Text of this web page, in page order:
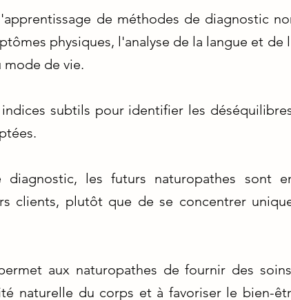
de méthodes de diagnostic
physiques, l'analyse de la langue et de
de vie.
subtils pour identifier les
les futurs naturopathes sont
clients, plutôt que de se concentrer
aux naturopathes de fournir des
naturelle du corps et à favoriser le bien-